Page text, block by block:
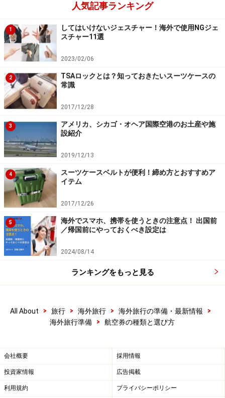
人気記事ランキング
1
してはいけないジェスチャー！海外で使用NGジェ
スチャー11選
2023/02/06
2
TSAロックとは？知っておきたいスーツケースの
常識
2017/12/28
3
アメリカ、シカゴ・オヘア国際空港のお土産や施
設紹介
2019/12/13
4
スーツケースベルトが便利！締め方とおすすめア
イテム
2017/12/26
5
海外でスマホ、携帯を使うときの注意点！ 出国前
／帰国前にやっておくべき設定は
2024/08/14
ランキングをもっと見る
All About > 旅行 > 海外旅行 > 海外旅行の準備・最新情報
>
海外旅行準備
> 航空券の種類と選び方
会社概要 採用情報
投資家情報 広告掲載
利用規約 プライバシーポリシー